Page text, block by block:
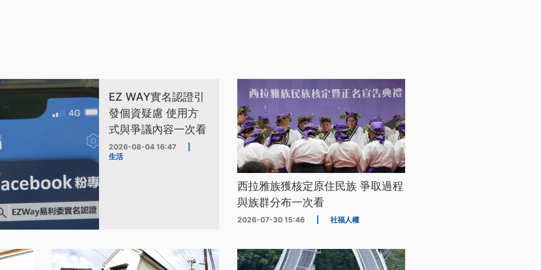
EZ WAY實名認證引
發個資疑慮 使用方
式與爭議內容一次看
2026-08-04 16:47
生活
西拉雅族獲核定原住民族 爭取過程
與族群分布一次看
2026-07-30 15:46 社福人權